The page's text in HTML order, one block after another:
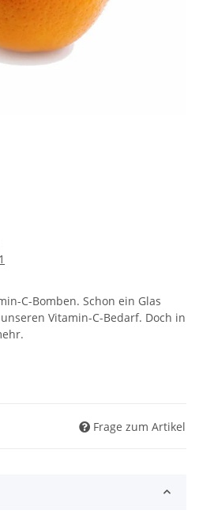
C-Bomben. Schon ein Glas
Vitamin-C-Bedarf. Doch in
Frage zum Artikel